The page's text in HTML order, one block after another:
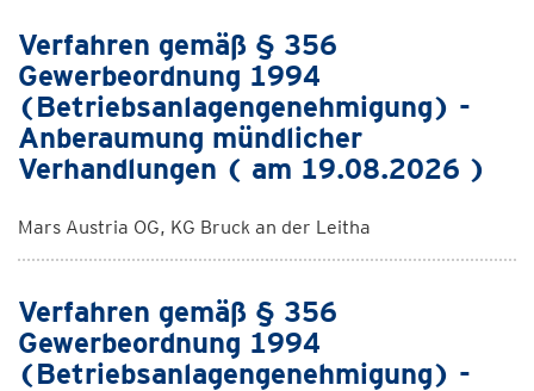
Verfahren gemäß § 356
Gewerbeordnung 1994
(Betriebsanlagengenehmigung) -
Anberaumung mündlicher
Verhandlungen ( am 19.08.2026 )
Mars Austria OG, KG Bruck an der Leitha
Verfahren gemäß § 356
Gewerbeordnung 1994
(Betriebsanlagengenehmigung) -